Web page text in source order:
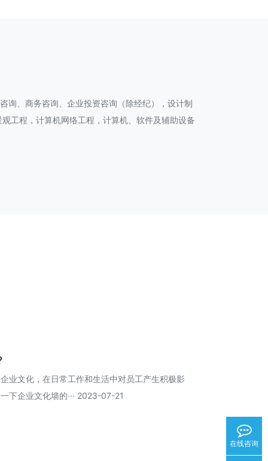
询、商务咨询、企业投资咨询（除经纪），设计制
工程，计算机网络工程，计算机、软件及辅助设备
业文化，在日常工作和生活中对员工产生积极影
下企业文化墙的··· 2023-07-21
在线咨询